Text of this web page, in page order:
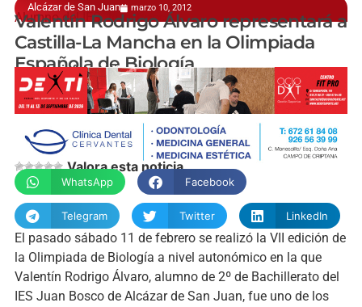
Alcázar de San Juan marzo 10, 2012
Alumno del IES Juan Bosco
Valentín Rodrigo Álvaro representará a
Castilla-La Mancha en la Olimpiada
Española de Biología
manchainformacion.com
Valora esta noticia
WhatsApp Facebook
Telegram Twitter LinkedIn
El pasado sábado 11 de febrero se realizó la VII edición de
la Olimpiada de Biología a nivel autonómico en la que
Valentín Rodrigo Álvaro, alumno de 2º de Bachillerato del
IES Juan Bosco de Alcázar de San Juan, fue uno de los